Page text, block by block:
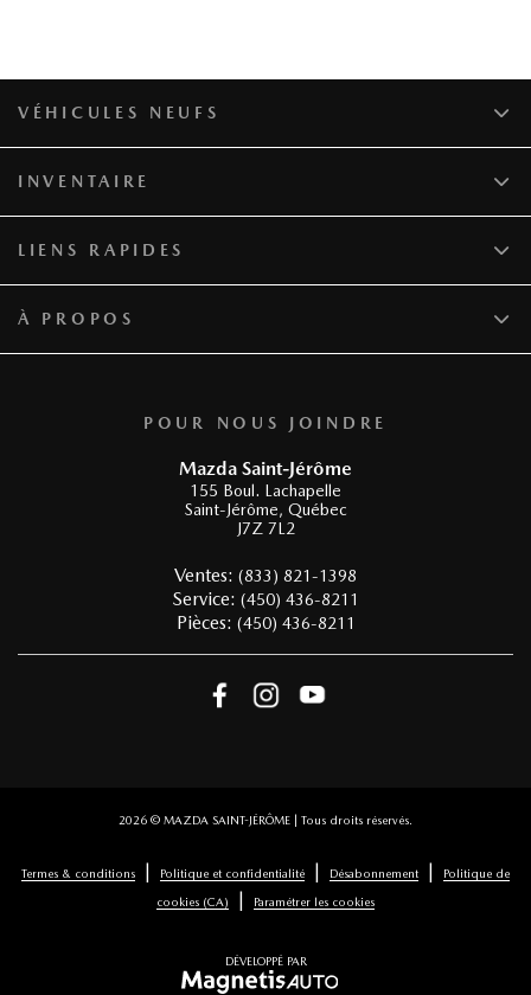
POUR NOUS JOINDRE
Mazda Saint-Jérôme
155 Boul. Lachapelle
Saint-Jérôme, Québec
J7Z 7L2
Ventes: (833) 821-1398
Service: (450) 436-8211
Pièces: (450) 436-8211
VÉHICULES NEUFS
INVENTAIRE
LIENS RAPIDES
À PROPOS
2026 © MAZDA SAINT-JÉRÔME | Tous droits réservés.
Termes & conditions | Politique et confidentialité | Désabonnement |
Politique de
cookies (CA)
| Paramétrer les cookies
DÉVELOPPÉ PAR